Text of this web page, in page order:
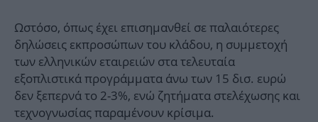
Ωστόσο, όπως έχει επισημανθεί σε παλαιότερες
δηλώσεις εκπροσώπων του κλάδου, η συμμετοχή
των ελληνικών εταιρειών στα τελευταία
εξοπλιστικά προγράμματα άνω των 15 δισ. ευρώ
δεν ξεπερνά το 2-3%, ενώ ζητήματα στελέχωσης και
τεχνογνωσίας παραμένουν κρίσιμα.